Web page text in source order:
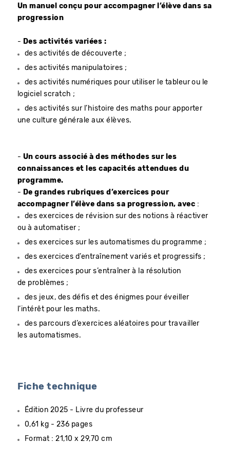
Un manuel conçu pour accompagner l’élève dans sa
progression
- Des activités variées :
des activités de découverte ;
des activités manipulatoires ;
des activités numériques pour utiliser le tableur ou le
logiciel scratch ;
des activités sur l’histoire des maths pour apporter
une culture générale aux élèves.
- Un cours associé à des méthodes sur les
connaissances et les capacités attendues du
programme.
- De grandes rubriques d’exercices pour
accompagner l’élève dans sa progression, avec :
des exercices de révision sur des no­tions à réactiver
ou à automatiser ;
des exercices sur les automatismes du programme ;
des exercices d’entraînement variés et progressifs ;
des exercices pour s’entraîner à la ré­solution
de problèmes ;
des jeux, des défis et des énigmes pour éveiller
l’intérêt pour les maths.
des parcours d’exercices aléatoires pour travailler
les automatismes.
Fiche technique
Édition 2025 - Livre du professeur
0,61 kg - 236 pages
Format : 21,10 x 29,70 cm